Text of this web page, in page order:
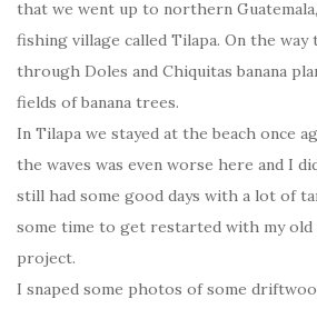
that we went up to northern
fishing village called Tilapa. On the way
through Doles and Chiquitas banana
fields of banana trees.
In Tilapa we stayed at the beach once
the waves was even worse here and I
still had some good days with a lot of
some time to get restarted with my old
project.
I snaped some photos of some